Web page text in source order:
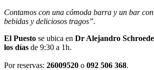
Contamos con una cómoda barra y un bar
bebidas y deliciosos tragos”.
El Puesto se ubica en Dr Alejandro
los días de 9:30 a 1h.
Por reservas: 26009520 o 092 506 368.